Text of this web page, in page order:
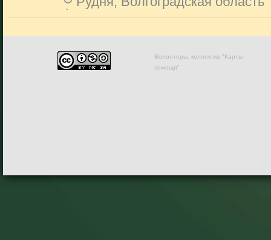
Волонтеры, коллектив "Карты
помощи"